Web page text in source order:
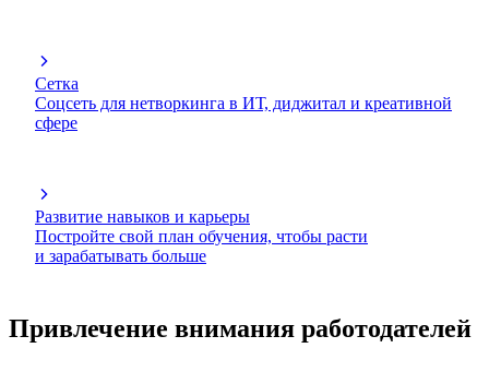
Сетка
Соцсеть для нетворкинга в ИТ, диджитал и креативной
сфере
Развитие навыков и карьеры
Постройте свой план обучения, чтобы расти
и зарабатывать больше
Привлечение внимания работодателей